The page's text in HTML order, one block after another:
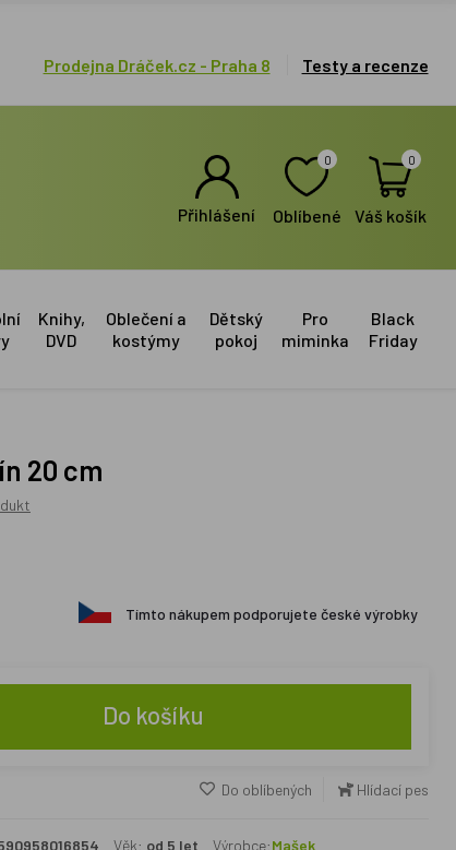
Prodejna Dráček.cz - Praha 8 Testy a recenze
Přihlášení
0
Oblíbené
0
Váš košík
Knihy,
DVD
Oblečení a
kostýmy
Dětský
pokoj
Pro
miminka
Black
Friday
20 cm
Tímto nákupem podporujete české výrobky
Do košíku
Do oblíbených Hlídací pes
Věk: od 5 let Výrobce:Mašek